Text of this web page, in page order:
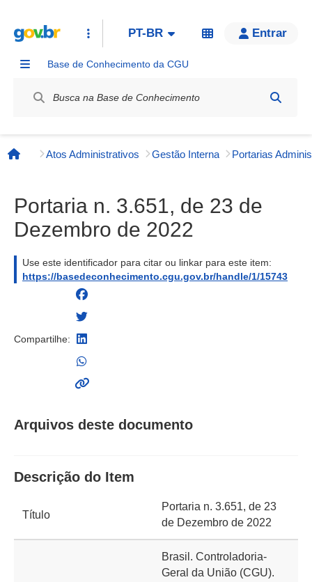
PT-BR Entrar
Base de Conhecimento da CGU
Página inicial
Atos Administrativos Gestão Interna
Portaria n. 3.651, de 23 de
Dezembro de 2022
Use este identificador para citar ou linkar para este item:
https://basedeconhecimento.cgu.gov.br/handle/1/15743
Compartilhe:
Arquivos deste documento
Descrição do Item
Título
Portaria n. 3.651, de 23
de Dezembro de 2022
Brasil. Controladoria-
Geral da União (CGU).